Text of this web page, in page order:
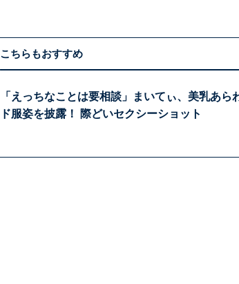
こちらもおすすめ
「えっちなことは要相談」まいてぃ、美乳あら
ド服姿を披露！ 際どいセクシーショット